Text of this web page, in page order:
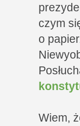
czym
o
Wiem,